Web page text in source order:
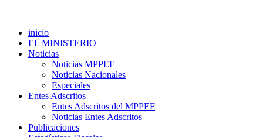
inicio
EL MINISTERIO
Noticias
Noticias MPPEF
Noticias Nacionales
Especiales
Entes Adscritos
Entes Adscritos del MPPEF
Noticias Entes Adscritos
Publicaciones